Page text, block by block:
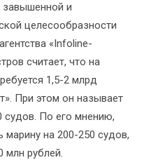
и
целесообразности
«Infoline-
считает, что на
1,5-2 млрд
При этом он называет
судов. По его мнению,
марину на 200-250 судов,
млн рублей.